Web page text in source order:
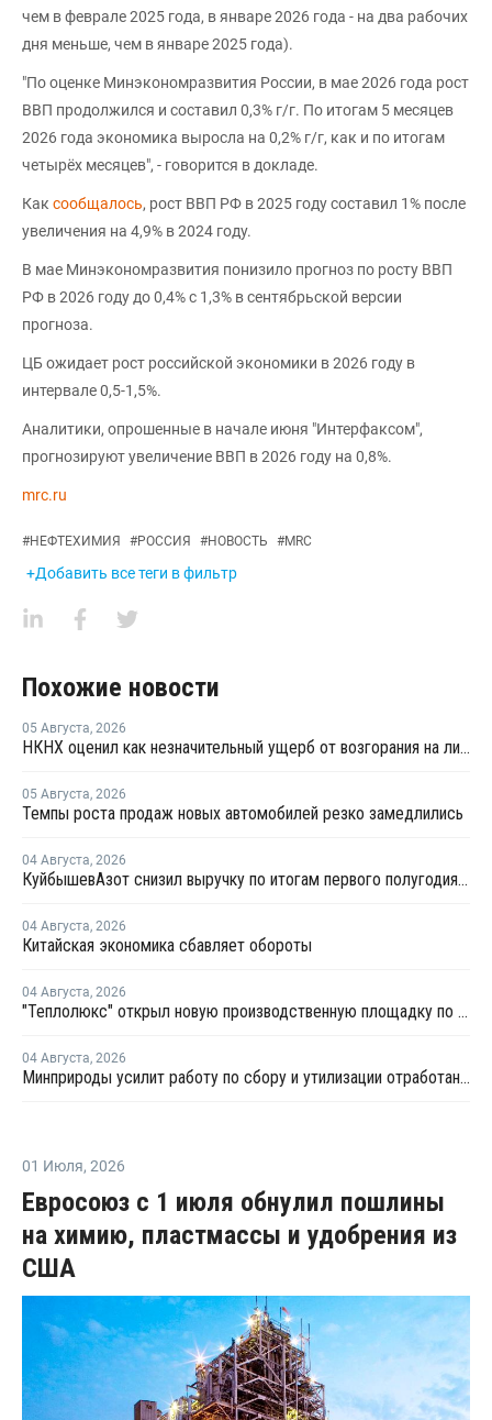
чем в феврале 2025 года, в январе 2026 года - на два рабочих
дня меньше, чем в январе 2025 года).
"По оценке Минэкономразвития России, в мае 2026 года рост
ВВП продолжился и составил 0,3% г/г. По итогам 5 месяцев
2026 года экономика выросла на 0,2% г/г, как и по итогам
четырёх месяцев", - говорится в докладе.
Как сообщалось, рост ВВП РФ в 2025 году составил 1% после
увеличения на 4,9% в 2024 году.
В мае Минэкономразвития понизило прогноз по росту ВВП
РФ в 2026 году до 0,4% с 1,3% в сентябрьской версии
прогноза.
ЦБ ожидает рост российской экономики в 2026 году в
интервале 0,5-1,5%.
Аналитики, опрошенные в начале июня "Интерфаксом",
прогнозируют увеличение ВВП в 2026 году на 0,8%.
mrc.ru
#НЕФТЕХИМИЯ #РОССИЯ #НОВОСТЬ #MRC
+Добавить все теги в фильтр
Похожие новости
05 Августа, 2026
НКНХ оценил как незначительный ущерб от возгорания на линии полистирола
05 Августа, 2026
Темпы роста продаж новых автомобилей резко замедлились
04 Августа, 2026
КуйбышевАзот снизил выручку по итогам первого полугодия 2026 года
04 Августа, 2026
Китайская экономика сбавляет обороты
04 Августа, 2026
"Теплолюкс" открыл новую производственную площадку по выпуску инженерных систем
04 Августа, 2026
Минприроды усилит работу по сбору и утилизации отработанных шин
01 Июля, 2026
Евросоюз с 1 июля обнулил пошлины
на химию, пластмассы и удобрения из
США